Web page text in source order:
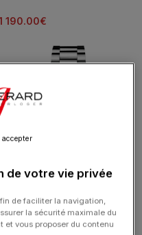
190.00€
Mido Commander
Cadran Bleu Bracelet
Acier inoxydable
de votre vie privée
de faciliter la navigation,
la sécurité maximale du
et vous proposer du contenu